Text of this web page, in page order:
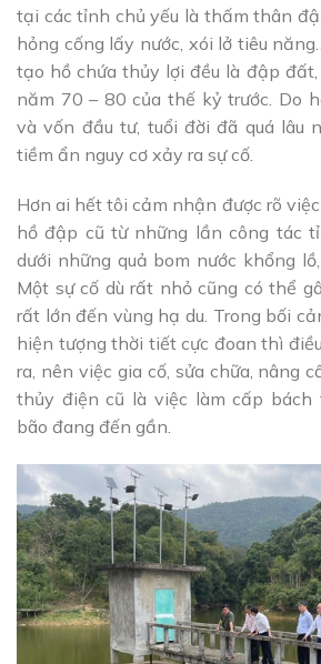
tại các tỉnh chủ yếu là thấm thân
hỏng cống lấy nước, xói lở tiêu
tạo hồ chứa thủy lợi đều là đập
năm 70 – 80 của thế kỷ trước. Do
và vốn đầu tư, tuổi đời đã quá lâu
tiềm ẩn nguy cơ xảy ra sự cố.
Hơn ai hết tôi cảm nhận được rõ
hồ đập cũ từ những lần công tác
dưới những quả bom nước khổng
Một sự cố dù rất nhỏ cũng có thể
rất lớn đến vùng hạ du. Trong bối
hiện tượng thời tiết cực đoan thì
ra, nên việc gia cố, sửa chữa, nâng
thủy điện cũ là việc làm cấp bách
bão đang đến gần.